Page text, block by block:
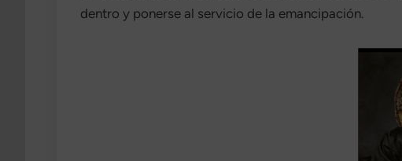
dentro y ponerse al servicio de la emancipación.